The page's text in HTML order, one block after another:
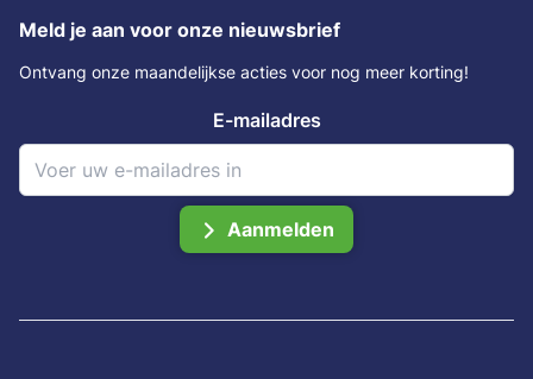
Meld je aan voor onze nieuwsbrief
Ontvang onze maandelijkse acties voor nog meer korting!
E-mailadres
Aanmelden